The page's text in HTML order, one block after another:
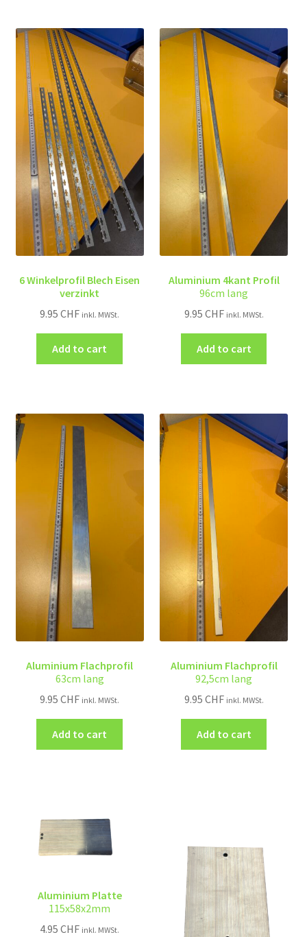
6 Winkelprofil Blech Eisen
verzinkt
9.95CHF inkl. MWSt.
Add to cart
Aluminium 4kant Profil
96cm lang
9.95 CHF inkl. MWSt.
Add to cart
Aluminium Flachprofil
63cm lang
9.95CHF inkl. MWSt.
Add to cart
Aluminium Flachprofil
92,5cm lang
9.95 CHF inkl. MWSt.
Add to cart
Aluminium Platte
115x58x2mm
4.95CHF inkl. MWSt.